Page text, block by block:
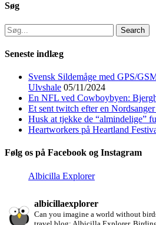
Søg
Search
for:
Seneste indlæg
Svensk Sildemåge med GPS/
Ulvshale 05/11/2024
En NFL ved Cowboybyen:
Et sent twitch efter en
Husk at tjekke de “almindelige”
Heartworkers på Heartland
Følg os på Facebook og Instagram
Albicilla Explorer
albicillaexplorer
Can you imagine a world without